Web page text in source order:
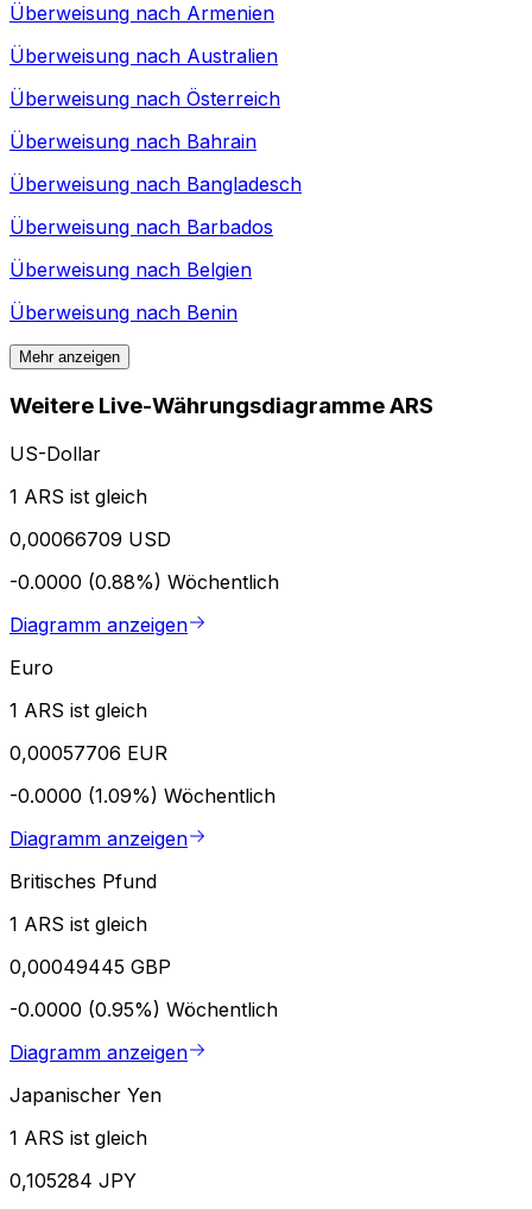
Überweisung nach Armenien
Überweisung nach Australien
Überweisung nach Österreich
Überweisung nach Bahrain
Überweisung nach Bangladesch
Überweisung nach Barbados
Überweisung nach Belgien
Überweisung nach Benin
Mehr anzeigen
Weitere Live-Währungsdiagramme ARS
US-Dollar
1 ARS ist gleich
0,00066709 USD
-0.0000 (0.88%) Wöchentlich
Diagramm anzeigen
Euro
1 ARS ist gleich
0,00057706 EUR
-0.0000 (1.09%) Wöchentlich
Diagramm anzeigen
Britisches Pfund
1 ARS ist gleich
0,00049445 GBP
-0.0000 (0.95%) Wöchentlich
Diagramm anzeigen
Japanischer Yen
1 ARS ist gleich
0,105284 JPY